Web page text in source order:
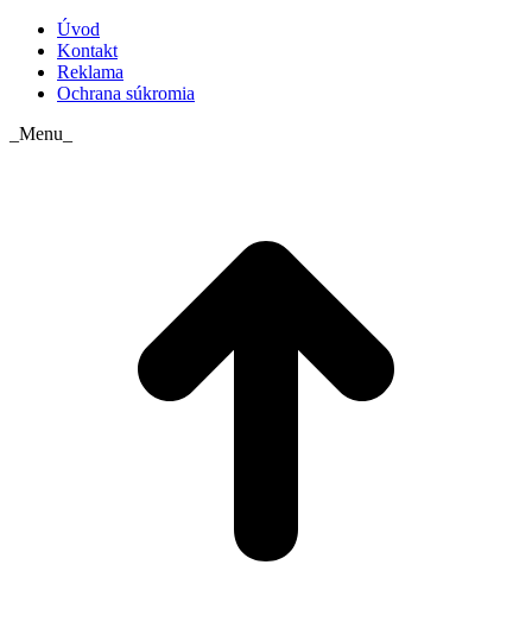
Úvod
Kontakt
Reklama
Ochrana súkromia
_Menu_